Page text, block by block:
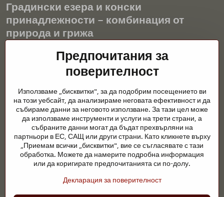
Градински езера и конски
принадлежности – комбинация от
природа и грижа
Градинските езера са красиво допълнение към всеки екстериор
и създават хармонична среда за релаксация и живот на водните
животни. Правилната технология, филтрацията и редовната
през цялата година. Също толкова важна е грижата за
животните, които са част от нашия живот.
Конете се нуждаят от висококачествени конски принадлежности,
правилно хранене и отговорни грижи, за да бъдат здрави, силни
и доволни. Независимо дали става въпрос за екипировка за
ездачи, развъдчици или любители на природата, целта е да се
създаде среда, която подкрепя естествения баланс,
Предпочитания за
поверителност
Използваме „бисквитки", за да подобрим посещението ви
на този уебсайт, да анализираме неговата ефективност и да
събираме данни за неговото използване. За тази цел може
да използваме инструменти и услуги на трети страни, а
събраните данни могат да бъдат прехвърляни на
партньори в ЕС, САЩ или други страни. Като кликнете върху
„Приемам всички „бисквитки", вие се съгласявате с тази
обработка. Можете да намерите подробна информация
или да коригирате предпочитанията си по-долу.
Декларация за поверителност